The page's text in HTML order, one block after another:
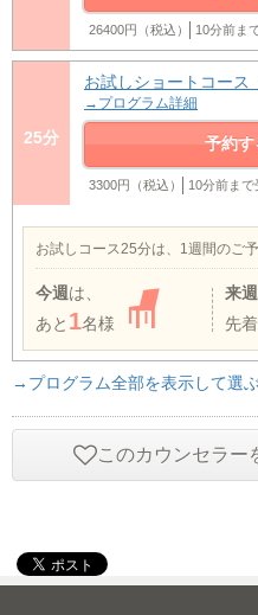
26400円（税込） 10分前ま
25分
お試しショートコース
→プログラム詳細
予約す
3300円（税込） 10分前ま
お試しコース25分は、1週間のご
今週 は、
あと 1名様
来週
先着
→プログラム全部を表示して選
このカウンセラー